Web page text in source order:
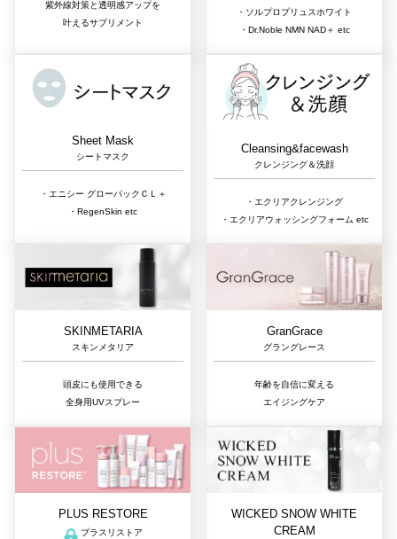
紫外線対策と透明感アップを
叶えるサプリメント
・ソルプロプリュスホワイト
・Dr.Noble NMN NAD＋ etc
Sheet Mask
シートマスク
・エニシー グローパックＣＬ＋
・RegenSkin etc
Cleansing&facewash
クレンジング＆洗顔
・エクリアクレンジング
・エクリアウォッシングフォーム etc
SKINMETARIA
スキンメタリア
頭皮にも使用できる
全身用UVスプレー
GranGrace
グラングレース
年齢を自信に変える
エイジングケア
PLUS RESTORE
プラスリストア
WICKED SNOW WHITE
CREAM